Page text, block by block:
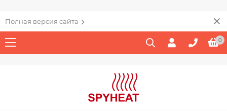
Полная версия сайта
0